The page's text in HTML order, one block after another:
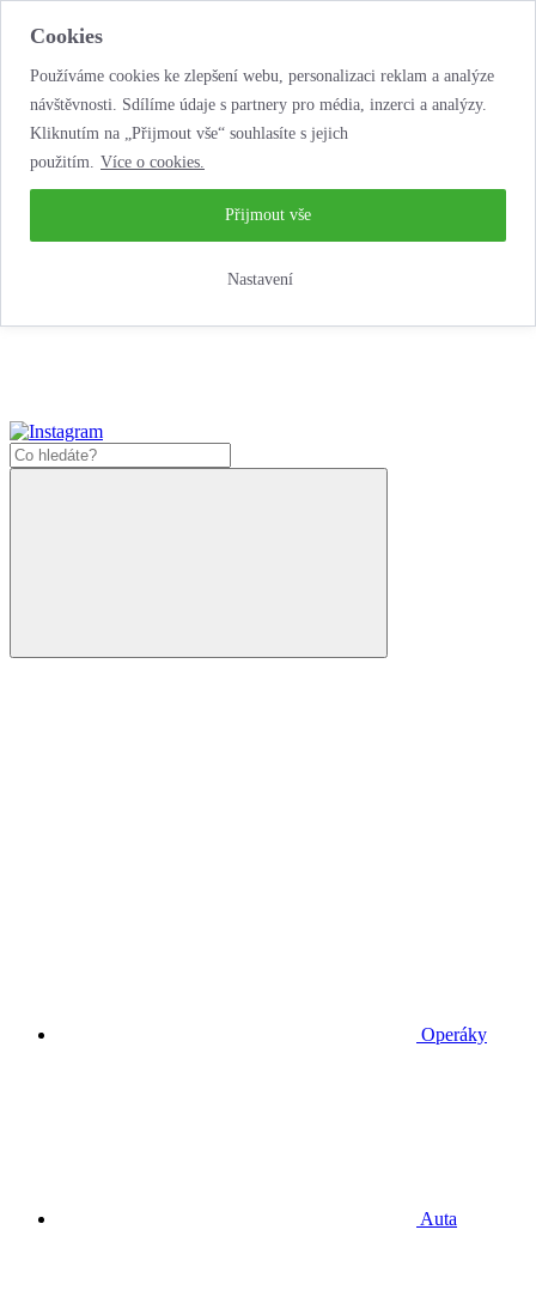
Cookies
Používáme cookies ke zlepšení webu, personalizaci reklam a analýze
návštěvnosti. Sdílíme údaje s partnery pro média, inzerci a analýzy.
Kliknutím na „Přijmout vše“ souhlasíte s jejich
použitím. Více o cookies.
Nastavení
Přijmout vše
…neobyčejná půjčovna motorek!
Operáky
Auta